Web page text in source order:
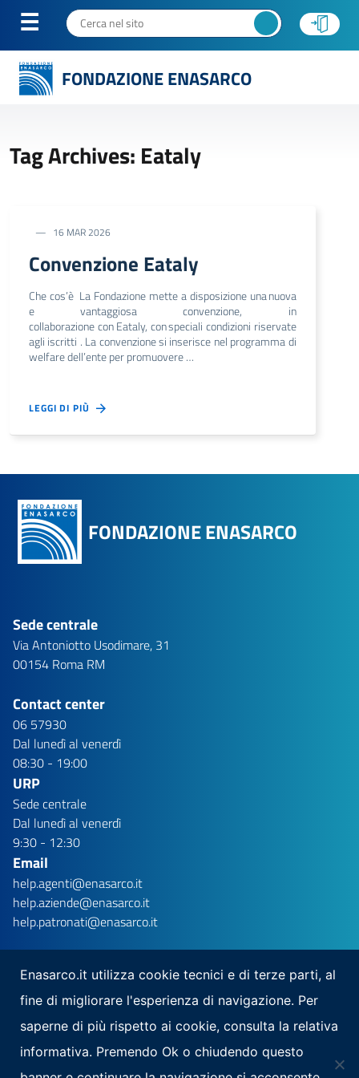
FONDAZIONE ENASARCO
Tag Archives: Eataly
16 MAR 2026
Convenzione Eataly
Che cos’è La Fondazione mette a disposizione una nuova
e vantaggiosa convenzione, in
collaborazione con Eataly, con speciali condizioni riservate
agli iscritti . La convenzione si inserisce nel programma di
welfare dell’ente per promuovere …
LEGGI DI PIÙ
FONDAZIONE ENASARCO
Sede centrale
Via Antoniotto Usodimare, 31
00154 Roma RM
Contact center
06 57930
Dal lunedì al venerdì
08:30 - 19:00
URP
Sede centrale
Dal lunedì al venerdì
9:30 - 12:30
Email
help.agenti@enasarco.it
help.aziende@enasarco.it
help.patronati@enasarco.it
Scarica la nostra app per mobile
Enasarco.it utilizza cookie tecnici e di terze parti, al
fine di migliorare l'esperienza di navigazione. Per
saperne di più rispetto ai cookie, consulta la relativa
informativa. Premendo Ok o chiudendo questo